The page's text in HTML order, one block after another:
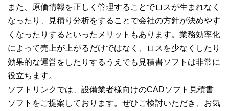
また、原価情報を正しく管理することでロスが生まれなく
なったり、見積り分析をすることで会社の方針が決めやす
くなったりするといったメリットもあります。業務効率化
によって売上が上がるだけではなく、ロスを少なくしたり
効果的な運営をしたりするうえでも見積書ソフトは非常に
役立ちます。
ソフトリンクでは、設備業者様向けのCADソフト見積書
ソフトをご提案しております。ぜひご検討いただき、お気